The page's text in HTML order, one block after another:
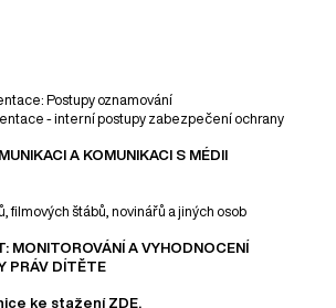
Postupy oznamování
- interní postupy zabezpečení ochrany
A KOMUNIKACI S MÉDII
filmových štábů, novinářů a jiných osob
MONITOROVÁNÍ A VYHODNOCENÍ
PRÁV DÍTĚTE
ke stažení ZDE.